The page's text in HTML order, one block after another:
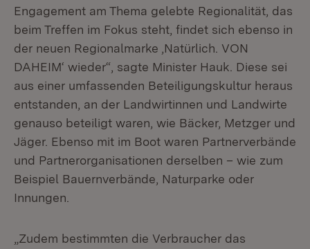
Engagement am Thema gelebte Regionalität, das
beim Treffen im Fokus steht, findet sich ebenso in
der neuen Regionalmarke ‚Natürlich. VON
DAHEIM‘ wieder“, sagte Minister Hauk. Diese sei
aus einer umfassenden Beteiligungskultur heraus
entstanden, an der Landwirtinnen und Landwirte
genauso beteiligt waren, wie Bäcker, Metzger und
Jäger. Ebenso mit im Boot waren Partnerverbände
und Partnerorganisationen derselben – wie zum
Beispiel Bauernverbände, Naturparke oder
Innungen.
„Zudem bestimmten die Verbraucher das